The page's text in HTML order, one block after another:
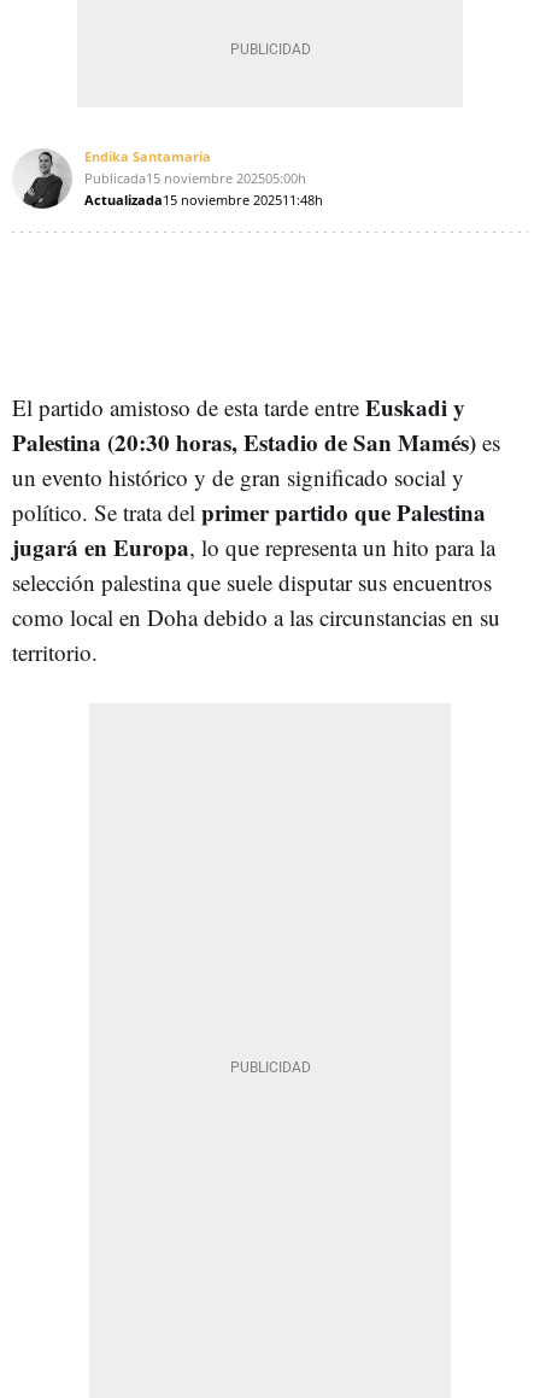
Endika Santamaria
Publicada15 noviembre 202505:00h
Actualizada15 noviembre 202511:48h
El partido amistoso de esta tarde entre Euskadi y
Palestina (20:30 horas, Estadio de San Mamés) es
un evento histórico y de gran significado social y
político. Se trata del primer partido que Palestina
jugará en Europa, lo que representa un hito para la
selección palestina que suele disputar sus encuentros
como local en Doha debido a las circunstancias en su
territorio.